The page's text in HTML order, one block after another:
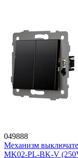
049888
Механизм
MK02-PL-BK-V